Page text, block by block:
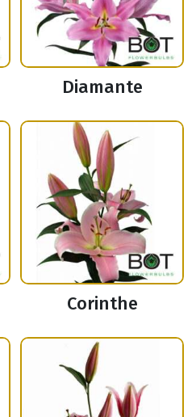
Diamante
Corinthe